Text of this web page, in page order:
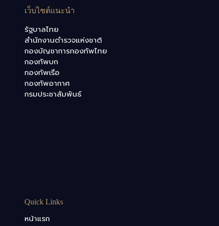
เว็บไซต์แนะนำ
รัฐบาลไทย
สำนักงานตำรวจแห่งชาติ
กองบัญชาการกองทัพไทย
กองทัพบก
กองทัพเรือ
กองทัพอากาศ
กรมประชาสัมพันธ์
Quick Links
หน้าแรก